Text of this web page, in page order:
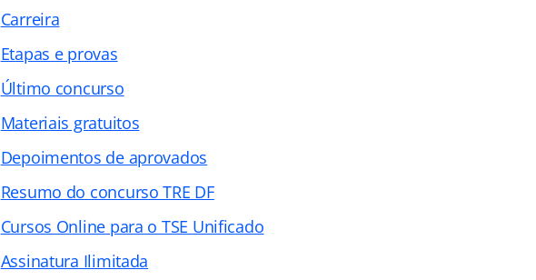
Carreira
Etapas e provas
Último concurso
Materiais gratuitos
Depoimentos de aprovados
Resumo do concurso TRE DF
Cursos Online para o TSE Unificado
Assinatura Ilimitada